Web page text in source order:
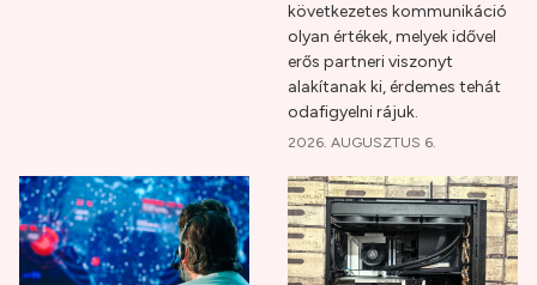
következetes kommunikáció
olyan értékek, melyek idővel
erős partneri viszonyt
alakítanak ki, érdemes tehát
odafigyelni rájuk.
2026. AUGUSZTUS 6.